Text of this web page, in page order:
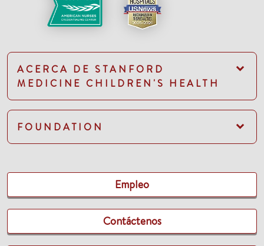
ACERCA DE STANFORD
MEDICINE CHILDREN'S HEALTH
FOUNDATION
Empleo
Contáctenos